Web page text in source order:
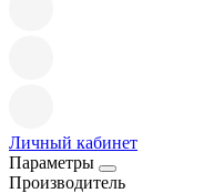
Личный кабинет
Параметры
Производитель